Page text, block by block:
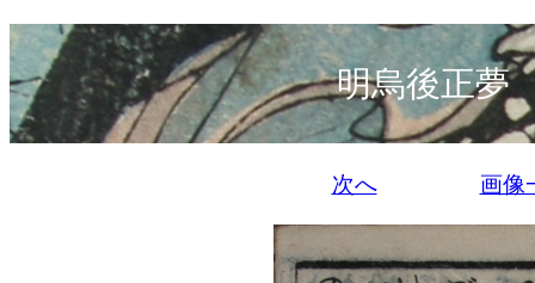
明烏後正
次へ 画像